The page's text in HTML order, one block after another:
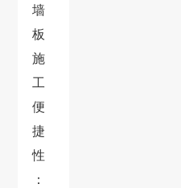
墙
板
施
工
便
捷
性
：